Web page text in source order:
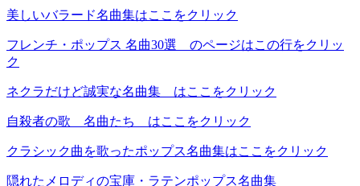
美しいバラード名曲集はここをクリック
フレンチ・ポップス 名曲30選 のページはこの行をクリッ
ク
ネクラだけど誠実な名曲集 はここをクリック
自殺者の歌 名曲たち はここをクリック
クラシック曲を歌ったポップス名曲集はここをクリック
隠れたメロディの宝庫・ラテンポップス名曲集